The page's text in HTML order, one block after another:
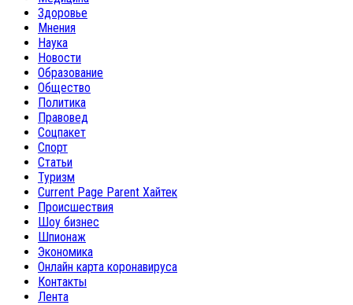
Здоровье
Мнения
Наука
Новости
Образование
Общество
Политика
Правовед
Соцпакет
Спорт
Статьи
Туризм
Current Page Parent Хайтек
Происшествия
Шоу бизнес
Шпионаж
Экономика
Онлайн карта коронавируса
Контакты
Лента